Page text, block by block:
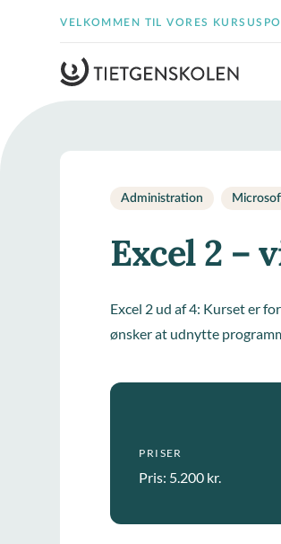
VELKOMMEN TIL VORES
Administration
Excel 2 –
Excel 2 ud af 4: Kurset er
ønsker at udnytte
PRISER
Pris: 5.200 kr.